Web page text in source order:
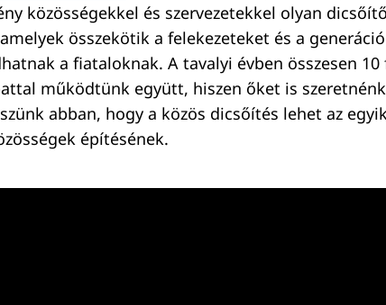
közösségekkel és szervezetekkel olyan
összekötik a felekezeteket és a
a fiataloknak. A tavalyi évben összesen
működtünk együtt, hiszen őket is
abban, hogy a közös dicsőítés lehet az
építésének.